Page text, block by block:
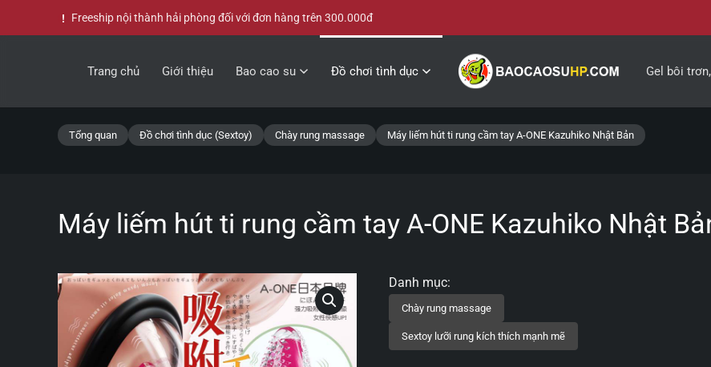
Freeship nội thành hải phòng đối với đơn hàng trên 300.000đ
Trang chủ Giới thiệu Bao cao su Đồ chơi tình dục Gel bôi
Tổng quan Đồ chơi tình dục (Sextoy) Chày rung massage Máy liếm hút ti rung cầm tay A-ONE Kazuhiko Nhật Bản
Máy liếm hút ti rung cầm tay A-ONE Kazuhiko Nhật